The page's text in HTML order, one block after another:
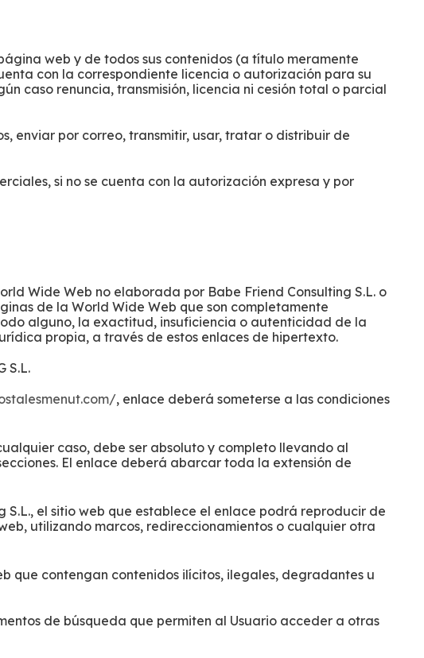
web y de todos sus contenidos (a título meramente
con la correspondiente licencia o autorización para su
caso renuncia, transmisión, licencia ni cesión total o parcial
enviar por correo, transmitir, usar, tratar o distribuir de
si no se cuenta con la autorización expresa y por
Wide Web no elaborada por Babe Friend Consulting S.L. o
de la World Wide Web que son completamente
alguno, la exactitud, insuficiencia o autenticidad de la
propia, a través de estos enlaces de hipertexto.
S.L.
, enlace deberá someterse a las condiciones
caso, debe ser absoluto y completo llevando al
El enlace deberá abarcar toda la extensión de
el sitio web que establece el enlace podrá reproducir de
utilizando marcos, redireccionamientos o cualquier otra
que contengan contenidos ilícitos, ilegales, degradantes u
de búsqueda que permiten al Usuario acceder a otras